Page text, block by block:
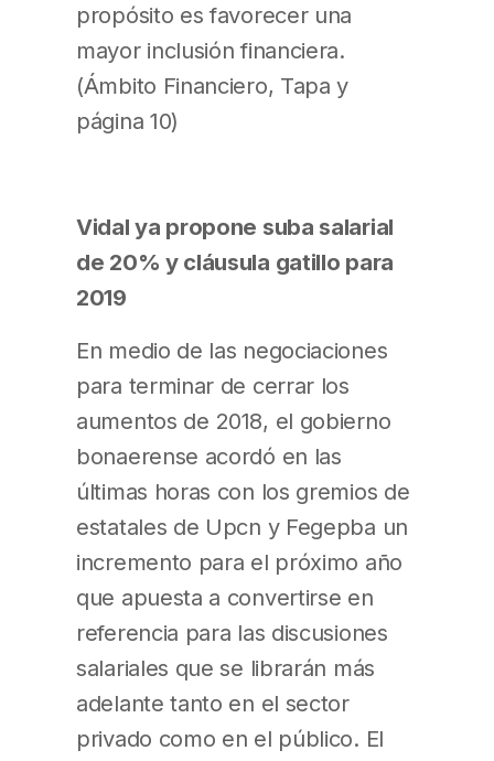
propósito es favorecer una
mayor inclusión financiera.
(Ámbito Financiero, Tapa y
página 10)
Vidal ya propone suba salarial
de 20% y cláusula gatillo para
2019
En medio de las negociaciones
para terminar de cerrar los
aumentos de 2018, el gobierno
bonaerense acordó en las
últimas horas con los gremios de
estatales de Upcn y Fegepba un
incremento para el próximo año
que apuesta a convertirse en
referencia para las discusiones
salariales que se librarán más
adelante tanto en el sector
privado como en el público. El